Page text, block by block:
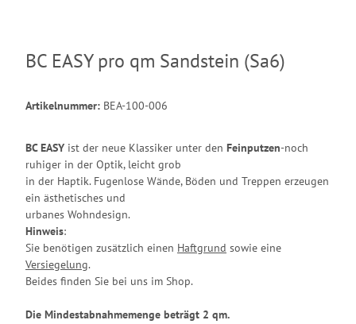
BC EASY pro qm Sandstein (Sa6)
Artikelnummer: BEA-100-006
BC EASY ist der neue Klassiker unter den Feinputzen-noch
ruhiger in der Optik, leicht grob
in der Haptik. Fugenlose Wände, Böden und Treppen erzeugen
ein ästhetisches und
urbanes Wohndesign.
Hinweis:
Sie benötigen zusätzlich einen Haftgrund sowie eine
Versiegelung.
Beides finden Sie bei uns im Shop.
Die Mindestabnahmemenge beträgt 2 qm.